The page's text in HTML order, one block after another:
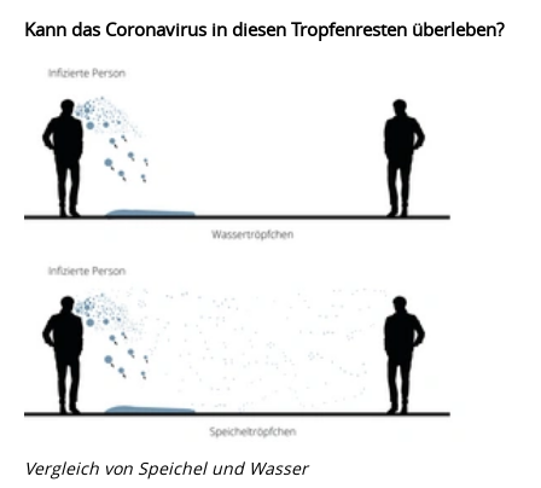
Kann das Coronavirus in diesen Tropfenresten überleben?
Vergleich von Speichel und Wasser